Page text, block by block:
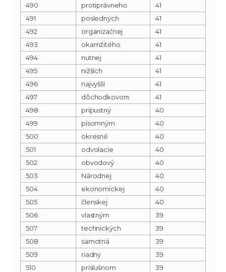
490
protiprávneho
41
491
posledných
41
492
organizačnej
41
493
okamžitého
41
494
nutnej
41
495
nižších
41
496
najvyšší
41
497
dôchodkovom
41
498
prípustný
40
499
písomným
40
500
okresné
40
501
odvolacie
40
502
obvodový
40
503
Národnej
40
504
ekonomickej
40
505
členskej
40
506
vlastným
39
507
technických
39
508
samotná
39
509
riadny
39
510
príslušnom
39